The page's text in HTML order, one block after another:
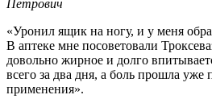
Петрович
«Уронил ящик на ногу, и у меня
В аптеке мне посоветовали
довольно жирное и долго
всего за два дня, а боль прошла уже
применения».